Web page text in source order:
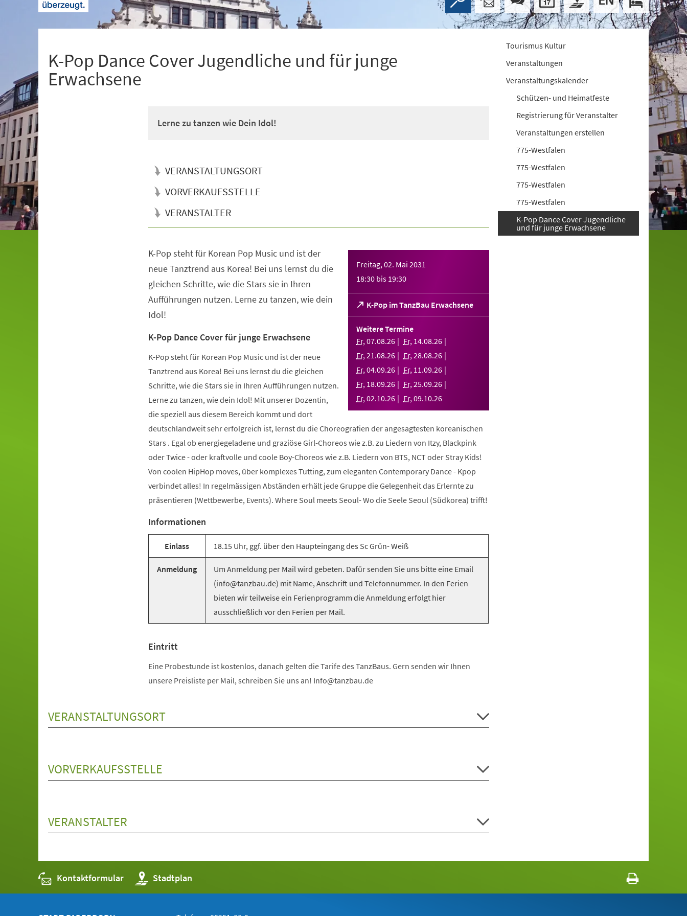
K-Pop Dance Cover Jugendliche und für junge
Erwachsene
Lerne zu tanzen wie Dein Idol!
VERANSTALTUNGSORT
VORVERKAUFSSTELLE
VERANSTALTER
Freitag, 02. Mai 2031
18:30 bis 19:30
K-Pop im TanzBau Erwachsene
(Öffnet
in
einem
Tab)
Weitere Termine
Fr,07.08.26 Fr, 14.08.26
Fr,21.08.26 Fr,28.08.26
Fr,04.09.26 Fr, 11.09.26
Fr, 18.09.26 Fr,25.09.26
Fr,02.10.26 Fr,09.10.26
K-Pop steht für Korean Pop Music und ist der
neue Tanztrend aus Korea! Bei uns lernst du die
gleichen Schritte, wie die Stars sie in Ihren
Aufführungen nutzen. Lerne zu tanzen, wie dein
Idol!
K-Pop Dance Cover für junge Erwachsene
K-Pop steht für Korean Pop Music und ist der neue
Tanztrend aus Korea! Bei uns lernst du die gleichen
Schritte, wie die Stars sie in Ihren Aufführungen nutzen.
Lerne zu tanzen, wie dein Idol! Mit unserer Dozentin,
die speziell aus diesem Bereich kommt und dort
deutschlandweit sehr erfolgreich ist, lernst du die Choreografien der angesagtesten koreanischen
Stars . Egal ob energiegeladene und graziöse Girl-Choreos wie z.B. zu Liedern von Itzy, Blackpink
oder Twice - oder kraftvolle und coole Boy-Choreos wie z.B. Liedern von BTS, NCT oder Stray Kids!
Von coolen HipHop moves, über komplexes Tutting, zum eleganten Contemporary Dance - Kpop
verbindet alles! In regelmässigen Abständen erhält jede Gruppe die Gelegenheit das Erlernte zu
präsentieren (Wettbewerbe, Events). Where Soul meets Seoul- Wo die Seele Seoul (Südkorea) trifft!
Informationen
Einlass 18.15 Uhr, ggf. über den Haupteingang des Sc Grün- Weiß
Anmeldung
Um Anmeldung per Mail wird gebeten. Dafür senden Sie uns bitte eine Email
(info@tanzbau.de) mit Name, Anschrift und Telefonnummer. In den Ferien
bieten wir teilweise ein Ferienprogramm die Anmeldung erfolgt hier
ausschließlich vor den Ferien per Mail.
Eintritt
Eine Probestunde ist kostenlos, danach gelten die Tarife des TanzBaus. Gern senden wir Ihnen
unsere Preisliste per Mail, schreiben Sie uns an! Info@tanzbau.de
VERANSTALTUNGSORT
VORVERKAUFSSTELLE
VERANSTALTER
Tourismus Kultur
Veranstaltungen
Veranstaltungskalender
Schützen- und Heimatfeste
Registrierung für Veranstalter
Veranstaltungen erstellen
775-Westfalen
775-Westfalen
775-Westfalen
775-Westfalen
K-Pop Dance Cover Jugendliche
und für junge Erwachsene
Kontaktformular Stadtplan
(Öffnet
in
einem